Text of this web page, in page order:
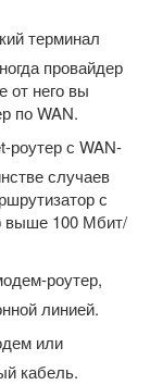
терминал
провайдер
от него вы
по WAN.
с WAN-
случаев
с
выше 100 Мбит/
роутер,
линией.
или
кабель.